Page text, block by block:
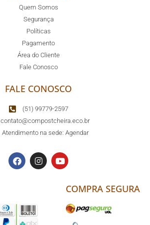
Quem Somos
Segurança
Políticas
Pagamento
Área do Cliente
Fale Conosco
FALE CONOSCO
(51) 99779-2597
contato@compostcheira.eco.br
Atendimento na sede: Agendar
COMPRA SEGURA